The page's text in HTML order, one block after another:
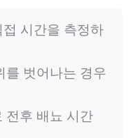
접 시간을 측정하
를 벗어나는 경우
전후 배뇨 시간